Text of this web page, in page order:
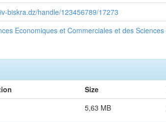
biskra.dz/handle/123456789/17273
Economiques et Commerciales et des
Size
5,63 MB